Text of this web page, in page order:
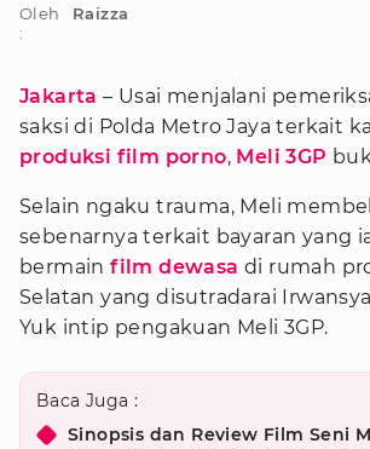
Oleh
:
Raizza
Jakarta – Usai menjalani
saksi di Polda Metro Jaya terkait
produksi film porno, Meli 3GP
Selain ngaku trauma, Meli
sebenarnya terkait bayaran yang
bermainfilm dewasa di rumah
Selatan yang disutradarai
Yuk intip pengakuan Meli 3GP.
Baca Juga :
Sinopsis dan Review Film Seni